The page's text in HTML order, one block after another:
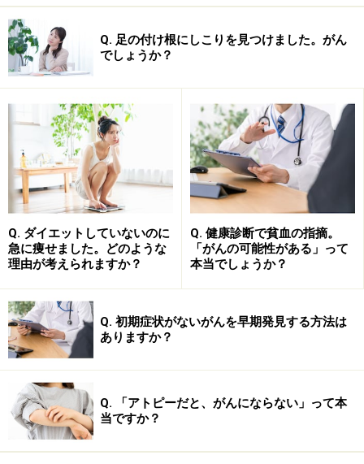
なぜ、こんなに急激にがんによる死亡が増えているので
しょうか？
がんも生活習慣病の一つ
がんは、生活習慣病の一つして分類されます。ということ
は、がんが増えていることは、生活習慣の変化と関わりが
あるのです。
少し意外かもしれませんが、がんは、生活習慣病の一つ
の人の生活習慣がもたらした病気という考え方です。以
前は、成人病と言われた時期が長かったのですが、成人
というニュアンスを与えかねないので、この10年ほどで
改められるようになってきました。
体に悪い生活習慣といえば、まず思い浮かべられるのが
Q. 足の付け根にしこりを見つけました。がん
でしょうか？
Q. ダイエットしていないのに
急に痩せました。どのような
理由が考えられますか？
Q. 健康診断で貧血の指摘。
「がんの可能性がある」って
本当でしょうか？
Q. 初期症状がないがんを早期発見する方法は
ありますか？
Q. 「アトピーだと、がんにならない」って本
当ですか？